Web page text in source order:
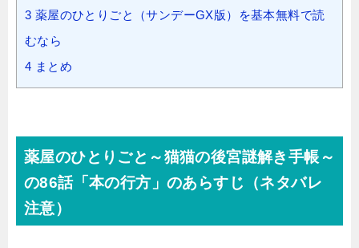
3 薬屋のひとりごと（サンデーGX版）を基本無料で読
むなら
4 まとめ
薬屋のひとりごと～猫猫の後宮謎解き手帳～
の86話「本の行方」のあらすじ（ネタバレ
注意）